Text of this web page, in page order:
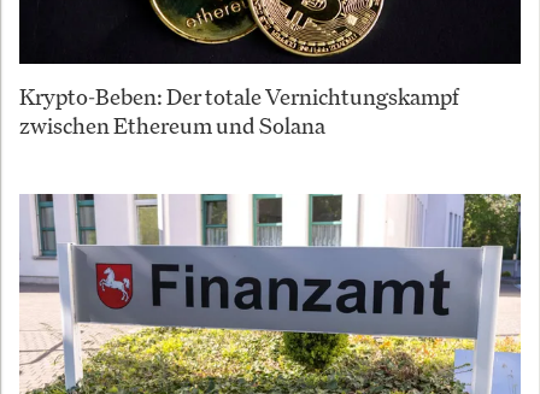
Krypto-Beben: Der totale Vernichtungskampf
zwischen Ethereum und Solana